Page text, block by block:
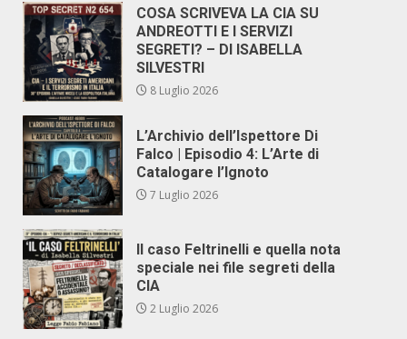
COSA SCRIVEVA LA CIA SU
ANDREOTTI E I SERVIZI
SEGRETI? – DI ISABELLA
SILVESTRI
8 Luglio 2026
L’Archivio dell’Ispettore Di
Falco | Episodio 4: L’Arte di
Catalogare l’Ignoto
7 Luglio 2026
Il caso Feltrinelli e quella nota
speciale nei file segreti della
CIA
2 Luglio 2026